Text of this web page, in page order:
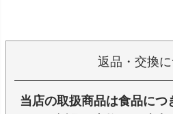
返品・交換
当店の取扱商品は食品につ